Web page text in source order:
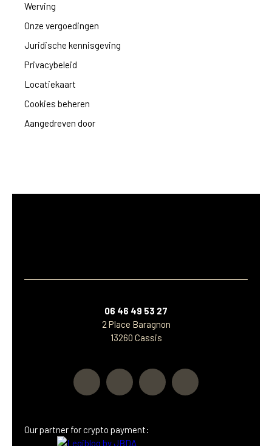
Werving
Onze vergoedingen
Juridische kennisgeving
Privacybeleid
Locatiekaart
Cookies beheren
Aangedreven door
06 46 49 53 27
2 Place Baragnon
13260 Cassis
Our partner for crypto payment: